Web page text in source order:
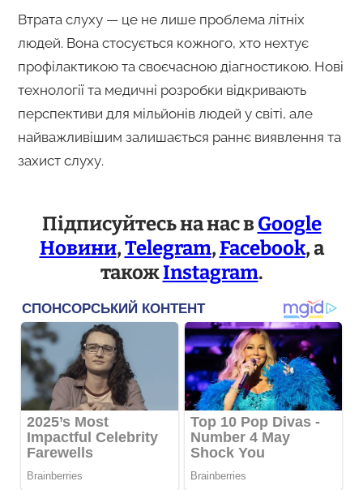
Втрата слуху — це не лише проблема літніх
людей. Вона стосується кожного, хто нехтує
профілактикою та своєчасною діагностикою. Нові
технології та медичні розробки відкривають
перспективи для мільйонів людей у світі, але
найважливішим залишається раннє виявлення та
захист слуху.
Підписуйтесь на нас вGoogle
Новини,Telegram,Facebook, а
такожInstagram.